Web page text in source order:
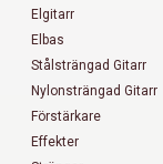
Elgitarr
Elbas
Stålsträngad Gitarr
Nylonsträngad Gitarr
Förstärkare
Effekter